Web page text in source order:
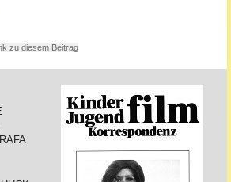
zu diesem Beitrag